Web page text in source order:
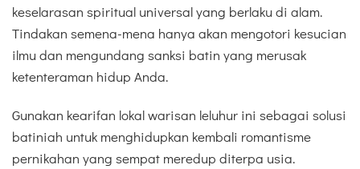
keselarasan spiritual universal yang berlaku di alam.
Tindakan semena-mena hanya akan mengotori kesucian
ilmu dan mengundang sanksi batin yang merusak
ketenteraman hidup Anda.
Gunakan kearifan lokal warisan leluhur ini sebagai solusi
batiniah untuk menghidupkan kembali romantisme
pernikahan yang sempat meredup diterpa usia.